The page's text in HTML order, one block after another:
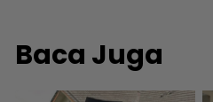
Baca Juga